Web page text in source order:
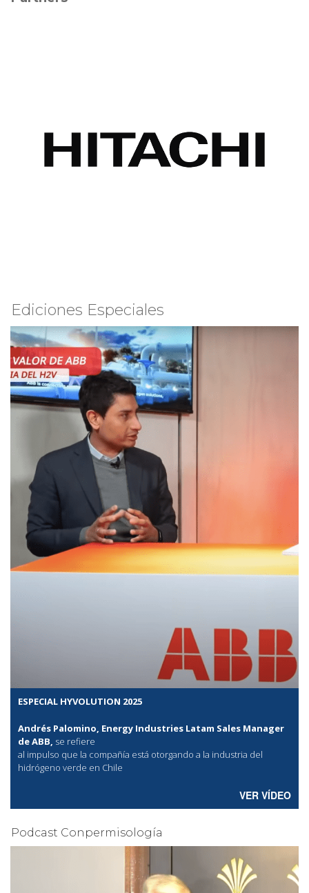
Ediciones Especiales
ESPECIAL HYVOLUTION 2025
Andrés Palomino, Energy Industries Latam Sales Manager
de ABB, se refiere
al impulso que la compañía está otorgando a la industria del
hidrógeno verde en Chile
VER VÍDEO
Podcast Conpermisología